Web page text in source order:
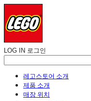
LOG IN 로그인
레고스토어 소개
제품 소개
매장 위치